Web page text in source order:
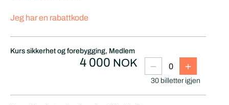
Jeg har en rabattkode
Kurs sikkerhet og forebygging, Medlem
4 000 NOK
30 billetter igjen